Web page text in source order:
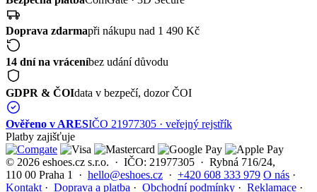
Doprava zdarmapři nákupu nad 1 490 Kč
14 dní na vráceníbez udání důvodu
GDPR & ČOIdata v bezpečí, dozor ČOI
Ověřeno v ARESIČO 21977305 · veřejný rejstřík
Platby zajišťuje
© 2026 eshoes.cz s.r.o. · IČO: 21977305 · Rybná 716/24,
110 00 Praha 1 · hello@eshoes.cz · +420 608 333 979 O nás ·
Kontakt· Doprava a platba · Obchodní podmínky · Reklamace ·